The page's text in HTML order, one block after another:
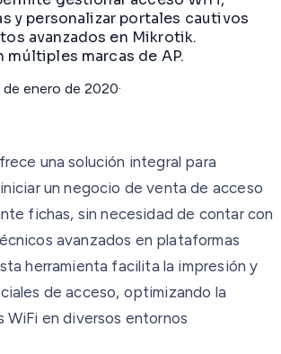
y personalizar portales cautivos
avanzados en Mikrotik.
marcas de AP.
de enero de 2020·
una solución integral para
un negocio de venta de acceso
fichas, sin necesidad de contar con
avanzados en plataformas
herramienta facilita la impresión y
de acceso, optimizando la
WiFi en diversos entornos